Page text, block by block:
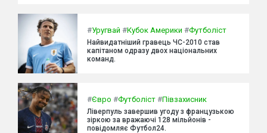
#Уругвай #Кубок Америки #Футболіст
Найвидатніший гравець ЧС-2010 став
капітаном одразу двох національних
команд.
#Євро #Футболіст #Півзахисник
Ліверпуль завершив угоду з французькою
зіркою за вражаючі 128 мільйонів -
повідомляє Футбол24.